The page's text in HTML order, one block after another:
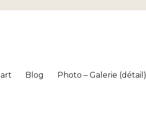
Blog Photo – Galerie (détail)